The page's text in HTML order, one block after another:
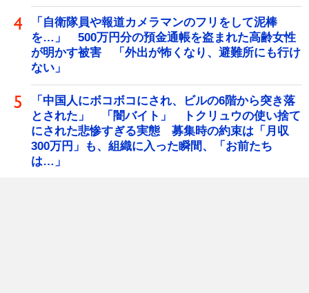
「自衛隊員や報道カメラマンのフリをして泥棒
を…」 500万円分の預金通帳を盗まれた高齢女性
が明かす被害 「外出が怖くなり、避難所にも行け
ない」
「中国人にボコボコにされ、ビルの6階から突き落
とされた」 「闇バイト」 トクリュウの使い捨て
にされた悲惨すぎる実態 募集時の約束は「月収
300万円」も、組織に入った瞬間、「お前たち
は…」